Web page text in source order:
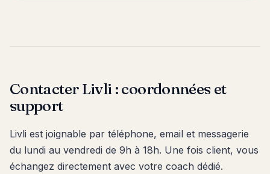
Contacter Livli : coordonnées et
support
Livli est joignable par téléphone, email et messagerie
du lundi au vendredi de 9h à 18h. Une fois client, vous
échangez directement avec votre coach dédié.